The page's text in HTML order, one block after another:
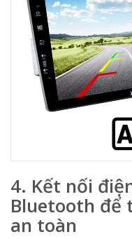
4. Kết nối
Bluetooth để
an toàn